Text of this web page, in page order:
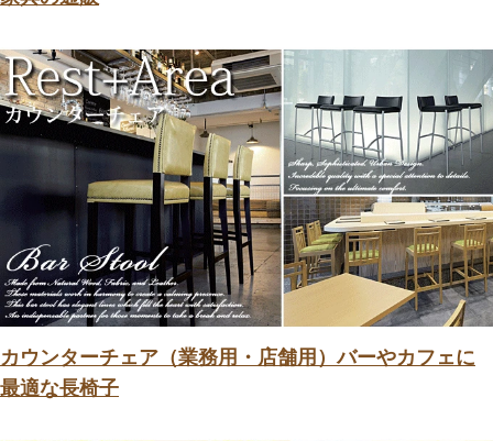
カウンターチェア（業務用・店舗用）バーやカフェに
最適な長椅子